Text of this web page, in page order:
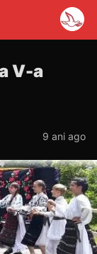
V-a
9 ani ago